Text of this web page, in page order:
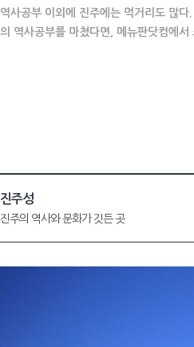
역사공부 이외에 진주에는 먹거리도 많
의 역사공부를 마쳤다면, 메뉴판닷컴에서
진주성
진주의 역사와 문화가 깃든 곳